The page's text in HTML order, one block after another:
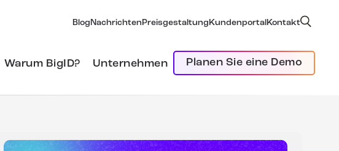
Blog Nachrichten Preisgestaltung KundenportalKontakt
Warum BigID? Unternehmen Planen Sie eine Demo